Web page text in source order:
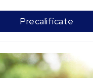
Precalifícate